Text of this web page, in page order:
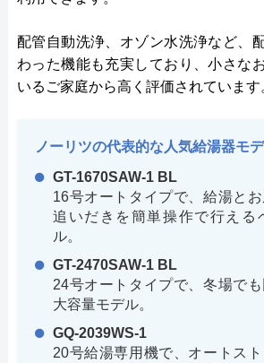
配管自動洗浄、オゾン水洗浄など、
わった機能も充実しており、小さな
いるご家庭から高く評価されています
ノーリツの代表的な人気給湯器モ
GT-1670SAW-1 BL
16号オートタイプで、給湯とお
追いだきを簡単操作で行える
ル。
GT-2470SAW-1 BL
24号オートタイプで、冬場で
大容量モデル。
GQ-2039WS-1
20号給湯専用機で、オートス